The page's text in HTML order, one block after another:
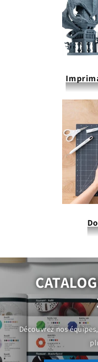
Découvrez nos